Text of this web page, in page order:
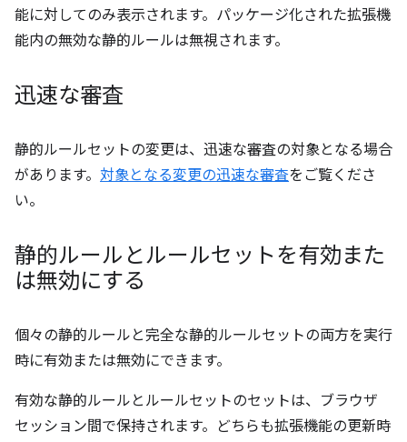
能に対してのみ表示されます。パッケージ化された拡張機
能内の無効な静的ルールは無視されます。
迅速な審査
静的ルールセットの変更は、迅速な審査の対象となる場合
があります。 対象となる変更の迅速な審査をご覧くださ
い。
静的ルールとルールセットを有効また
は無効にする
個々の静的ルールと完全な静的ルールセットの両方を実行
時に有効または無効にできます。
有効な静的ルールとルールセットのセットは、ブラウザ
セッション間で保持されます。どちらも拡張機能の更新時